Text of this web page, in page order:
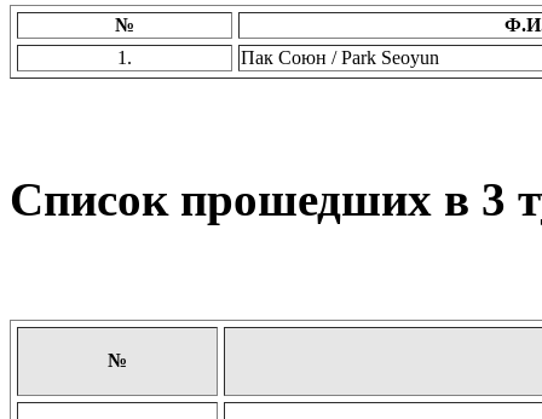
№
1.
Пак Союн / Park Seoyun
Список прошедших в 3
№